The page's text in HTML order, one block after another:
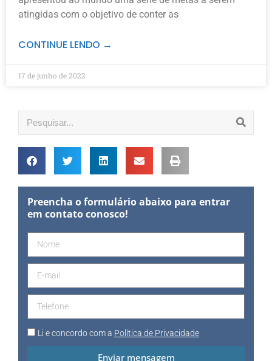
atingidas com o objetivo de conter as
CONTINUE LENDO →
17 de junho de 2022
Preencha o formulário abaixo para entrar
em contato conosco!
Li e concordo com a Política de Privacidade
Enviar mensagem